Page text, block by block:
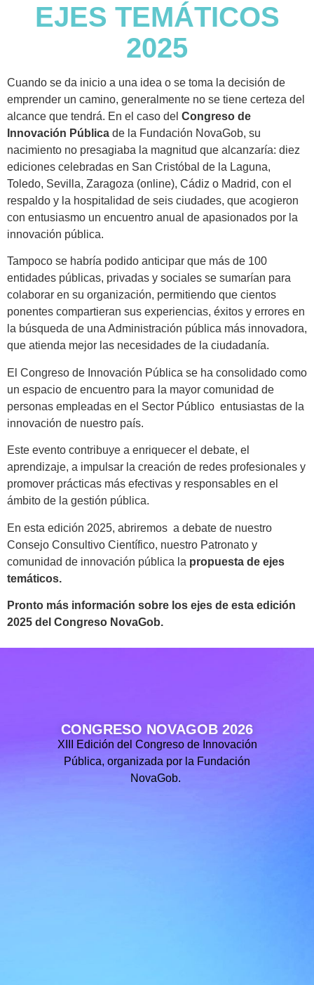
EJES TEMÁTICOS
2025
Cuando se da inicio a una idea o se toma la decisión de
emprender un camino, generalmente no se tiene certeza del
alcance que tendrá. En el caso del Congreso de
Innovación Pública de la Fundación NovaGob, su
nacimiento no presagiaba la magnitud que alcanzaría: diez
ediciones celebradas en San Cristóbal de la Laguna,
Toledo, Sevilla, Zaragoza (online), Cádiz o Madrid, con el
respaldo y la hospitalidad de seis ciudades, que acogieron
con entusiasmo un encuentro anual de apasionados por la
innovación pública.
Tampoco se habría podido anticipar que más de 100
entidades públicas, privadas y sociales se sumarían para
colaborar en su organización, permitiendo que cientos
ponentes compartieran sus experiencias, éxitos y errores en
la búsqueda de una Administración pública más innovadora,
que atienda mejor las necesidades de la ciudadanía.
El Congreso de Innovación Pública se ha consolidado como
un espacio de encuentro para la mayor comunidad de
personas empleadas en el Sector Público entusiastas de la
innovación de nuestro país.
Este evento contribuye a enriquecer el debate, el
aprendizaje, a impulsar la creación de redes profesionales y
promover prácticas más efectivas y responsables en el
ámbito de la gestión pública.
En esta edición 2025, abriremos a debate de nuestro
Consejo Consultivo Científico, nuestro Patronato y
comunidad de innovación pública la propuesta de ejes
temáticos.
Pronto más información sobre los ejes de esta edición
2025 del Congreso NovaGob.
CONGRESO NOVAGOB 2026
XIII Edición del Congreso de Innovación
Pública, organizada por la Fundación
NovaGob.